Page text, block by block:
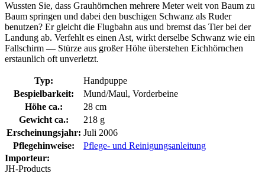
Wussten Sie, dass Grauhörnchen mehrere Meter weit von Baum zu
Baum springen und dabei den buschigen Schwanz als Ruder
benutzen? Er gleicht die Flugbahn aus und bremst das Tier bei der
Landung ab. Verfehlt es einen Ast, wirkt derselbe Schwanz wie ein
Fallschirm — Stürze aus großer Höhe überstehen Eichhörnchen
erstaunlich oft unverletzt.
Typ:
Handpuppe
Bespielbarkeit:
Mund/Maul, Vorderbeine
Höhe ca.:
28 cm
Gewicht ca.:
218 g
Erscheinungsjahr: Juli 2006
Pflegehinweise:
Pflege- und Reinigungsanleitung
Importeur:
JH-Products